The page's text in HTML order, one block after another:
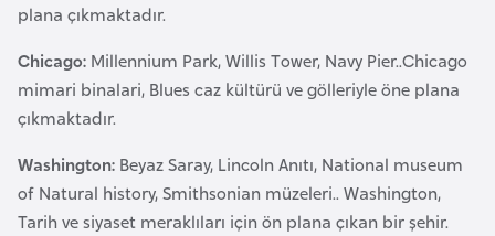
plana çıkmaktadır.
Chicago: Millennium Park, Willis Tower, Navy Pier..Chicago
mimari binalari, Blues caz kültürü ve gölleriyle öne plana
çıkmaktadır.
Washington: Beyaz Saray, Lincoln Anıtı, National museum
of Natural history, Smithsonian müzeleri.. Washington,
Tarih ve siyaset meraklıları için ön plana çıkan bir şehir.
a
n
g
l
a
d